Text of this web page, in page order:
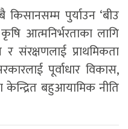
पुर्याउन ‘बीउ
आत्मनिर्भरताका लागि
संरक्षणलाई प्राथमिकता
पूर्वाधार विकास,
बहुआयामिक नीति